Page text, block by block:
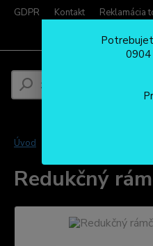
GDPR Kontakt Reklamácia
Úvod
Redukčný
0904